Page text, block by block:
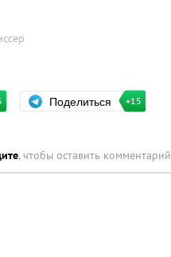
Поделиться +15
, чтобы оставить комментарий